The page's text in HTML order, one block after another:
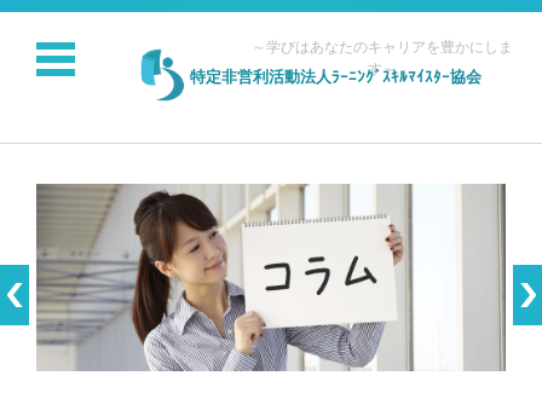
特定非営利活動法人ﾗｰﾆﾝｸﾞｽｷﾙﾏｲｽﾀｰ協会
～学びはあなたのキャリアを豊かにしま
す～
コンテンツに移動